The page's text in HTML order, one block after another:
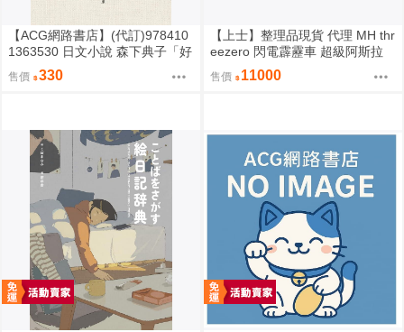
【ACG網路書店】(代訂)978410
1363530 日文小說 森下典子「好
日日記：季節のように生きる」
售價 330
【上士】整理品現貨 代理 MH thr
eezero 閃電霹靂車 超級阿斯拉
完全變形 無壓克力盒 請詳閱內文
售價 11000